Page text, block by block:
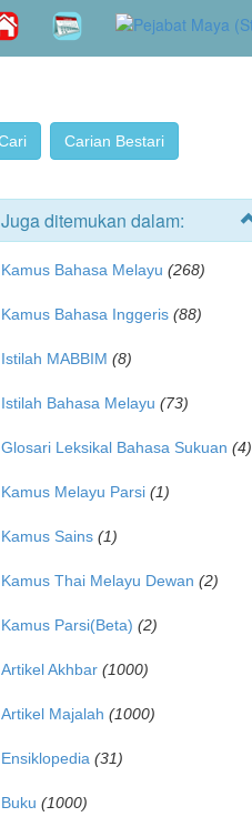
Juga ditemukan dalam:
Kamus Bahasa Melayu (268)
Kamus Bahasa Inggeris (88)
Istilah MABBIM (8)
Istilah Bahasa Melayu (73)
Glosari Leksikal Bahasa Sukuan (4)
Kamus Melayu Parsi (1)
Kamus Sains (1)
Kamus Thai Melayu Dewan (2)
Kamus Parsi(Beta) (2)
Artikel Akhbar (1000)
Artikel Majalah (1000)
Ensiklopedia (31)
Buku (1000)